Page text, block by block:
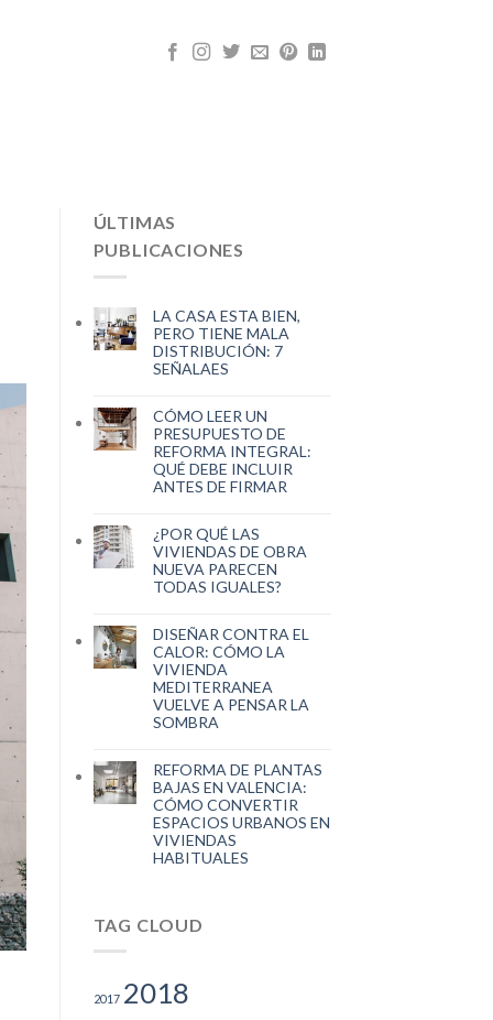
ÚLTIMAS
PUBLICACIONES
LA CASA ESTA BIEN,
PERO TIENE MALA
DISTRIBUCIÓN: 7
SEÑALAES
CÓMO LEER UN
PRESUPUESTO DE
REFORMA INTEGRAL:
QUÉ DEBE INCLUIR
ANTES DE FIRMAR
¿POR QUÉ LAS
VIVIENDAS DE OBRA
NUEVA PARECEN
TODAS IGUALES?
DISEÑAR CONTRA EL
CALOR: CÓMO LA
VIVIENDA
MEDITERRANEA
VUELVE A PENSAR LA
SOMBRA
REFORMA DE PLANTAS
BAJAS EN VALENCIA:
CÓMO CONVERTIR
ESPACIOS URBANOS EN
VIVIENDAS
HABITUALES
TAG CLOUD
2017 2018